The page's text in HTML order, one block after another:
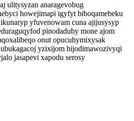
ulitysyzan anaragevobug
howejimapi igyfyt biboqamebeku
yfuvenowam cuna ajijusysyp
pinodaduby mone ajom
onut opucuhymixysak
yzixijom hijodimawozivyqi
jasapevi xapodu serosy